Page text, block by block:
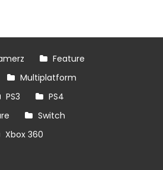
Feature
Multiplatform
PS3
PS4
Switch
Xbox 360